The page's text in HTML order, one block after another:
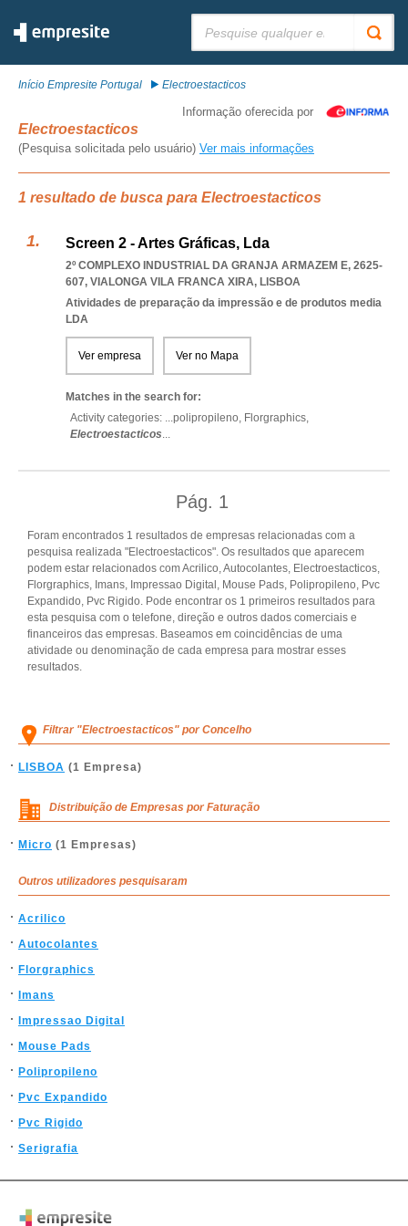
Início Empresite Portugal Electroestacticos
Informação oferecida por
Electroestacticos
(Pesquisa solicitada pelo usuário) Ver mais informações
1 resultado de busca para Electroestacticos
Screen 2 - Artes Gráficas, Lda
2º COMPLEXO INDUSTRIAL DA GRANJA ARMAZEM E, 2625-
607, VIALONGA VILA FRANCA XIRA, LISBOA
Atividades de preparação da impressão e de produtos media
LDA
Ver empresa Ver no Mapa
Matches in the search for:
Activity categories: ...polipropileno, Florgraphics,
Electroestacticos...
Pág. 1
Foram encontrados 1 resultados de empresas relacionadas com a
pesquisa realizada "Electroestacticos". Os resultados que aparecem
podem estar relacionados com Acrilico, Autocolantes, Electroestacticos,
Florgraphics, Imans, Impressao Digital, Mouse Pads, Polipropileno, Pvc
Expandido, Pvc Rigido. Pode encontrar os 1 primeiros resultados para
esta pesquisa com o telefone, direção e outros dados comerciais e
financeiros das empresas. Baseamos em coincidências de uma
atividade ou denominação de cada empresa para mostrar esses
resultados.
Filtrar "Electroestacticos" por Concelho
LISBOA (1 Empresa)
Distribuição de Empresas por Faturação
Micro (1 Empresas)
Outros utilizadores pesquisaram
Acrilico
Autocolantes
Florgraphics
Imans
Impressao Digital
Mouse Pads
Polipropileno
Pvc Expandido
Pvc Rigido
Serigrafia